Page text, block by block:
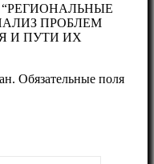
о “РЕГИОНАЛЬНЫЕ
ПРОБЛЕМ
И ПУТИ ИХ
Обязательные поля